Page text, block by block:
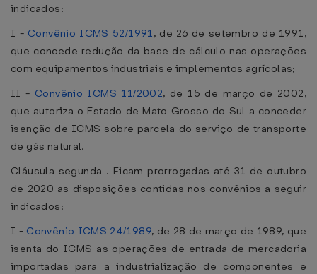
indicados:
I - Convênio ICMS 52/1991, de 26 de setembro de 1991,
que concede redução da base de cálculo nas operações
com equipamentos industriais e implementos agrícolas;
II - Convênio ICMS 11/2002, de 15 de março de 2002,
que autoriza o Estado de Mato Grosso do Sul a conceder
isenção de ICMS sobre parcela do serviço de transporte
de gás natural.
Cláusula segunda . Ficam prorrogadas até 31 de outubro
de 2020 as disposições contidas nos convênios a seguir
indicados:
I - Convênio ICMS 24/1989, de 28 de março de 1989, que
isenta do ICMS as operações de entrada de mercadoria
importadas para a industrialização de componentes e